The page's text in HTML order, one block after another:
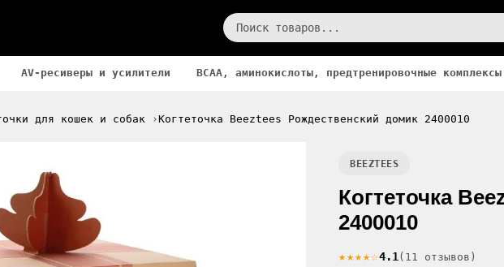
AV-ресиверы и усилители BCAA, аминокислоты, предтренировочные
для кошек и собак Когтеточка Beeztees Рождественский домик 2400010
BEEZTEES
Когтеточка
2400010
★★★★☆4.1 (11 отзывов)